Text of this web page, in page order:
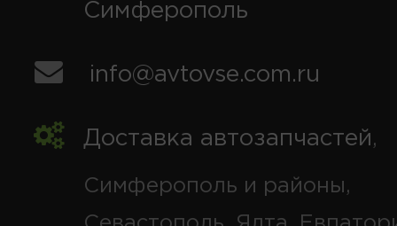
Симферополь
info@avtovse.com.ru
Доставка автозапчастей,
Симферополь и районы,